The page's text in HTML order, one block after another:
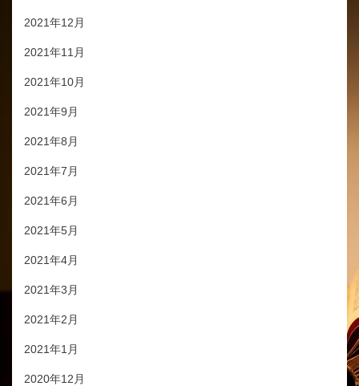
2021年12月
2021年11月
2021年10月
2021年9月
2021年8月
2021年7月
2021年6月
2021年5月
2021年4月
2021年3月
2021年2月
2021年1月
2020年12月